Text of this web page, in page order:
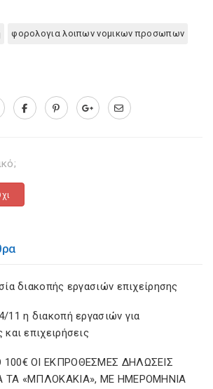
φορολογια λοιπων νομικων προσωπων
διακοπής εργασιών επιχείρησης
11 η διακοπή εργασιών για
και επιχειρήσεις
ΟΙ ΕΚΠΡΟΘΕΣΜΕΣ ΔΗΛΩΣΕΙΣ
ΤΑ «ΜΠΛΟΚΑΚΙΑ», ΜΕ ΗΜΕΡΟΜΗΝΙΑ